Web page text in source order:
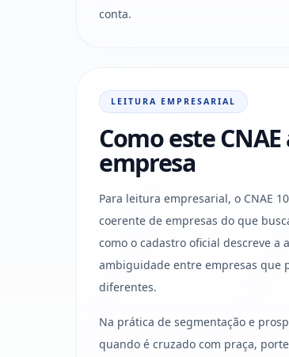
conta.
LEITURA EMPRESARIAL
Como este
empresa
Para leitura empresarial, o CNAE
coerente de empresas do que
como o cadastro oficial descreve
ambiguidade entre empresas que
diferentes.
Na prática de segmentação e
quando é cruzado com praça,